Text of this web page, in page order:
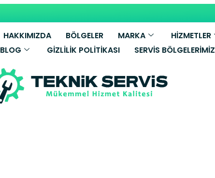
HAKKIMIZDA BÖLGELER MARKA HİZMETLER
BLOG
GIZLILIK POLITIKASI SERVIS BÖLGELERIMIZ